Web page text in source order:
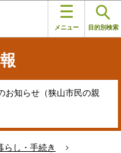
メニュー 目的別検索
お知らせ（狭山市民の親
らし・手続き